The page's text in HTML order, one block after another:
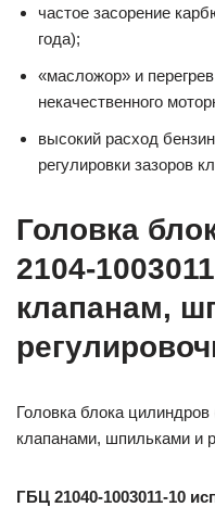
частое засорение
года);
«масложор» и
некачественного
высокий расход
регулировки зазоров
Головка
2104-
клапанам,
Головка блока
клапанами, шпильками и
ГБЦ 21040-1003011-10